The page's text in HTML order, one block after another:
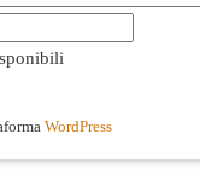
WordPress